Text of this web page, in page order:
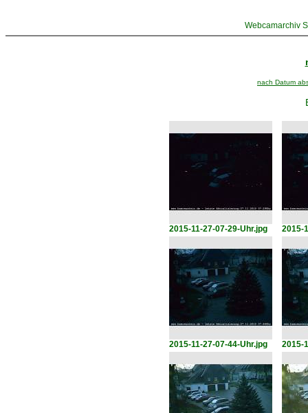
Webcamarchiv
nach Datum
2015-11-27-07-29-Uhr.jpg 2015-
2015-11-27-07-44-Uhr.jpg 2015-